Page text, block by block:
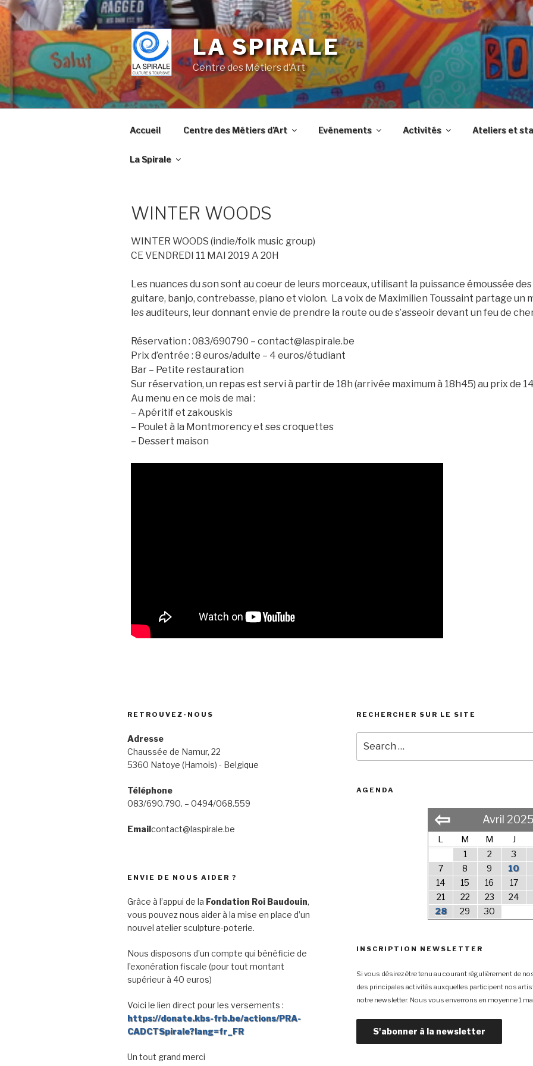
Skip
to
content
LA SPIRALE
Centre des Métiers d'Art
Accueil Centre des Métiers d’Art Evénements Activités Ateliers et
La Spirale
WINTER WOODS
WINTER WOODS (indie/folk music group)
CE VENDREDI 11 MAI 2019 A 20H
Les nuances du son sont au coeur de leurs morceaux, utilisant la puissance émoussée
guitare, banjo, contrebasse, piano et violon. La voix de Maximilien Toussaint partage un
les auditeurs, leur donnant envie de prendre la route ou de s’asseoir devant un feu de
Réservation : 083/690790 – contact@laspirale.be
Prix d’entrée : 8 euros/adulte – 4 euros/étudiant
Bar – Petite restauration
Sur réservation, un repas est servi à partir de 18h (arrivée maximum à 18h45) au prix de
Au menu en ce mois de mai :
– Apéritif et zakouskis
– Poulet à la Montmorency et ses croquettes
– Dessert maison
RETROUVEZ-NOUS
Adresse
Chaussée de Namur, 22
5360 Natoye (Hamois) - Belgique
Téléphone
083/690.790. – 0494/068.559
Emailcontact@laspirale.be
ENVIE DE NOUS AIDER ?
Grâce à l’appui de la Fondation Roi Baudouin,
vous pouvez nous aider à la mise en place d’un
nouvel atelier sculpture-poterie.
Nous disposons d’un compte qui bénéficie de
l’exonération fiscale (pour tout montant
supérieur à 40 euros)
Voici le lien direct pour les versements :
https://donate.kbs-frb.be/actions/PRA-
CADCTSpirale?lang=fr_FR
Un tout grand merci
RECHERCHER SUR LE SITE
for:
AGENDA
⇦ Avril 2025
L M M J
1 2 3
7
8 9 10
14
15 16 17
21
22 23 24
28
29 30
INSCRIPTION NEWSLETTER
Si vous désirez être tenu au courant régulièrement de
des principales activités auxquelles participent nos
notre newsletter. Nous vous enverrons en moyenne 1